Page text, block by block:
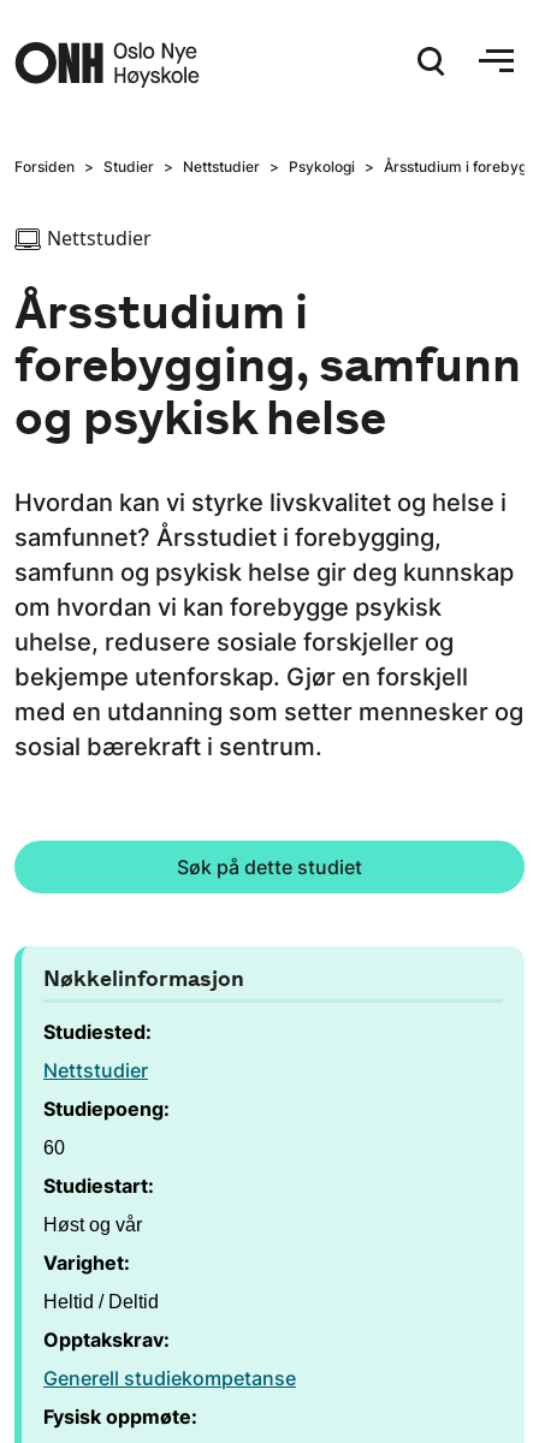
Forsiden Studier Nettstudier Psykologi Årsstudium i
Nettstudier
Årsstudium i
forebygging, samfunn
og psykisk helse
Hvordan kan vi styrke livskvalitet og helse i
samfunnet? Årsstudiet i forebygging,
samfunn og psykisk helse gir deg kunnskap
om hvordan vi kan forebygge psykisk
uhelse, redusere sosiale forskjeller og
bekjempe utenforskap. Gjør en forskjell
med en utdanning som setter mennesker og
sosial bærekraft i sentrum.
Søk på dette studiet
Nøkkelinformasjon
Studiested:
Nettstudier
Studiepoeng:
60
Studiestart:
Høst og vår
Varighet:
Heltid / Deltid
Opptakskrav:
Generell studiekompetanse
Fysisk oppmøte: